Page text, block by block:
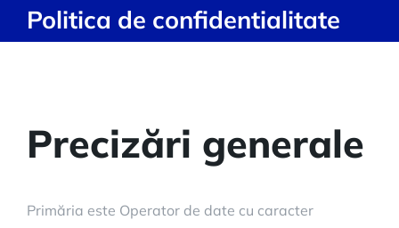
Politica de confidentialitate
Precizări generale
Primăria este Operator de date cu caracter